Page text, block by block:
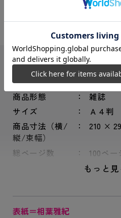
JANコード
レーベル
ザテレ
商品形態
雑誌
サイズ
Ａ４判
商品寸法（横/
縦/束幅）
210 ×
総ページ数 100ペー
もっと見
表紙＝相葉雅紀